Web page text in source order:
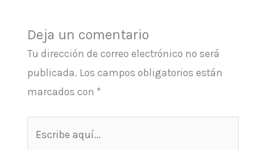
Deja un comentario
Tu dirección de correo electrónico no será
publicada. Los campos obligatorios están
marcados con *